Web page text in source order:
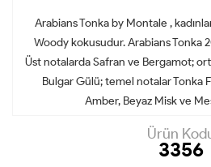
Arabians Tonkaby Montale ,
Woody kokusudur.Arabians Tonka
Üst notalarda Safran ve Bergamot;
Bulgar Gülü; temel notalar Tonka
Amber, Beyaz Misk ve
Ürün
3356